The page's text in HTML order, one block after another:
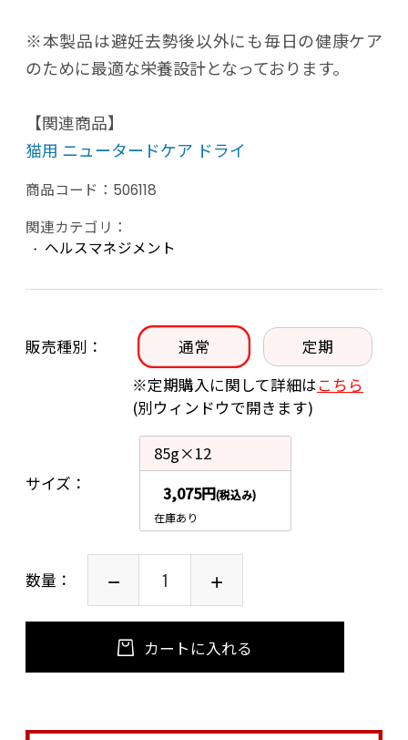
※本製品は避妊去勢後以外にも毎日の健康ケア
のために最適な栄養設計となっております。
【関連商品】
猫用 ニュータードケア ドライ
商品コード： 506118
関連カテゴリ：
ヘルスマネジメント
販売種別 通常
定期
※定期購入に関して詳細はこちら
(別ウィンドウで開きます)
サイズ
85g×12
3,075円(税込み)
在庫あり
数量：
カートに入れる